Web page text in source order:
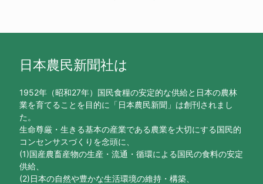
日本農民新聞社は
1952年（昭和27年）国民食糧の安定的な供給と日本の農林
業を育てることを目的に「日本農民新聞」は創刊されまし
た。
生命尊厳・生きる基本の産業である農業を大切にする国民的
コンセンサスづくりを念頭に、
(1)国産農畜産物の生産・流通・循環による国民の食料の安定
供給、
(2)日本の自然や豊かな生活環境の維持・構築、